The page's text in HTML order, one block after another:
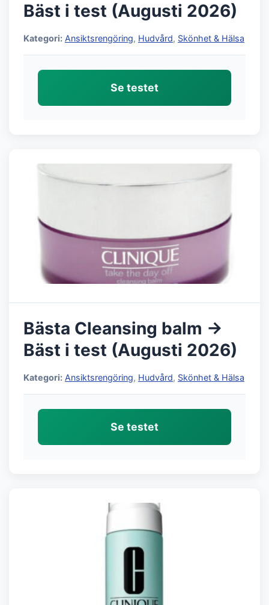
Bäst i test (Augusti 2026)
Kategori: Ansiktsrengöring, Hudvård, Skönhet & Hälsa
Se testet
Bästa Cleansing balm →
Bäst i test (Augusti 2026)
Kategori: Ansiktsrengöring, Hudvård, Skönhet & Hälsa
Se testet